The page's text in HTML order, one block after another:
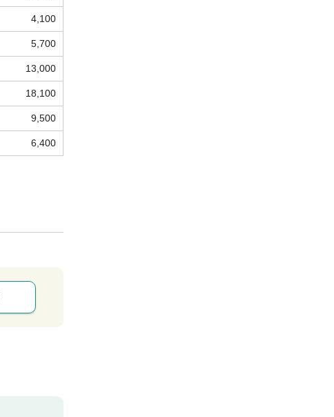
4,100
5,700
13,000
18,100
9,500
6,400